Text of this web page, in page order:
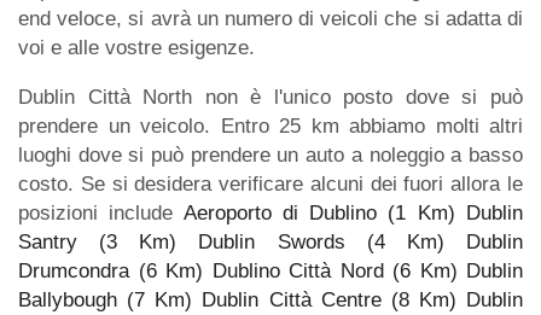
end veloce, si avrà un numero di veicoli che si adatta di
voi e alle vostre esigenze.
Dublin Città North non è l'unico posto dove si può
prendere un veicolo. Entro 25 km abbiamo molti altri
luoghi dove si può prendere un auto a noleggio a basso
costo. Se si desidera verificare alcuni dei fuori allora le
posizioni include Aeroporto di Dublino (1 Km) Dublin
Santry (3 Km)
Dublin Swords (4 Km)
Dublin
Drumcondra (6 Km) Dublino Città Nord (6 Km) Dublin
Ballybough (7 Km) Dublin Città Centre (8 Km) Dublin